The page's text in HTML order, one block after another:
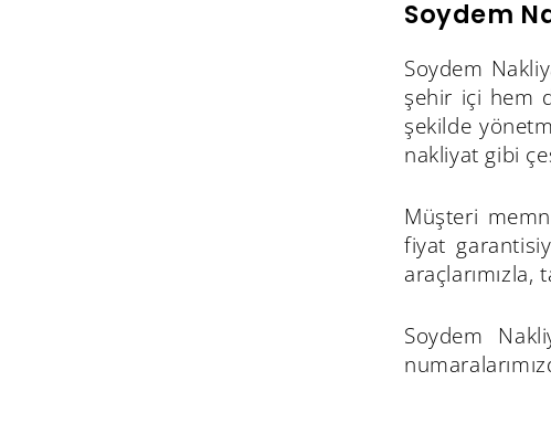
Soydem
Soydem
şehir içi hem
şekilde
nakliyat gibi
Müşteri
fiyat
araçlarımızla,
Soydem